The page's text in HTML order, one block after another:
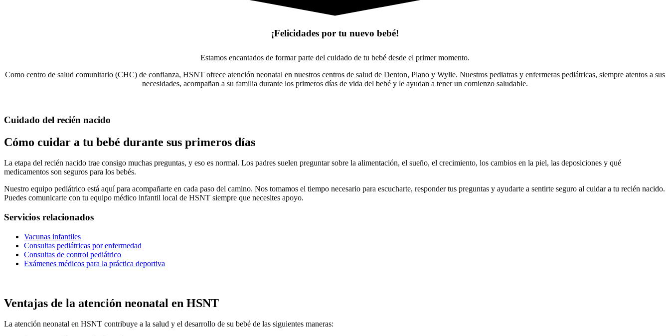
¡Felicidades por tu nuevo bebé!
Estamos encantados de formar parte del cuidado de tu bebé desde el primer momento.
Como centro de salud comunitario (CHC) de confianza, HSNT ofrece atención neonatal en nuestros centros de salud de Denton, Plano y Wylie. Nuestros pediatras y enfermeras pediátricas, siempre atentos a sus
necesidades, acompañan a su familia durante los primeros días de vida del bebé y le ayudan a tener un comienzo saludable.
Cuidado del recién nacido
Cómo cuidar a tu bebé durante sus primeros días
La etapa del recién nacido trae consigo muchas preguntas, y eso es normal. Los padres suelen preguntar sobre la alimentación, el sueño, el crecimiento, los cambios en la piel, las deposiciones y qué
medicamentos son seguros para los bebés.
Nuestro equipo pediátrico está aquí para acompañarte en cada paso del camino. Nos tomamos el tiempo necesario para escucharte, responder tus preguntas y ayudarte a sentirte seguro al cuidar a tu recién nacido.
Puedes comunicarte con tu equipo médico infantil local de HSNT siempre que necesites apoyo.
Servicios relacionados
Vacunas infantiles
Consultas pediátricas por enfermedad
Consultas de control pediátrico
Exámenes médicos para la práctica deportiva
Ventajas de la atención neonatal en HSNT
La atención neonatal en HSNT contribuye a la salud y el desarrollo de su bebé de las siguientes maneras: